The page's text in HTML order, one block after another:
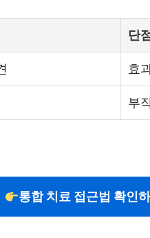
단
효
부
통합 치료 접근법 확인